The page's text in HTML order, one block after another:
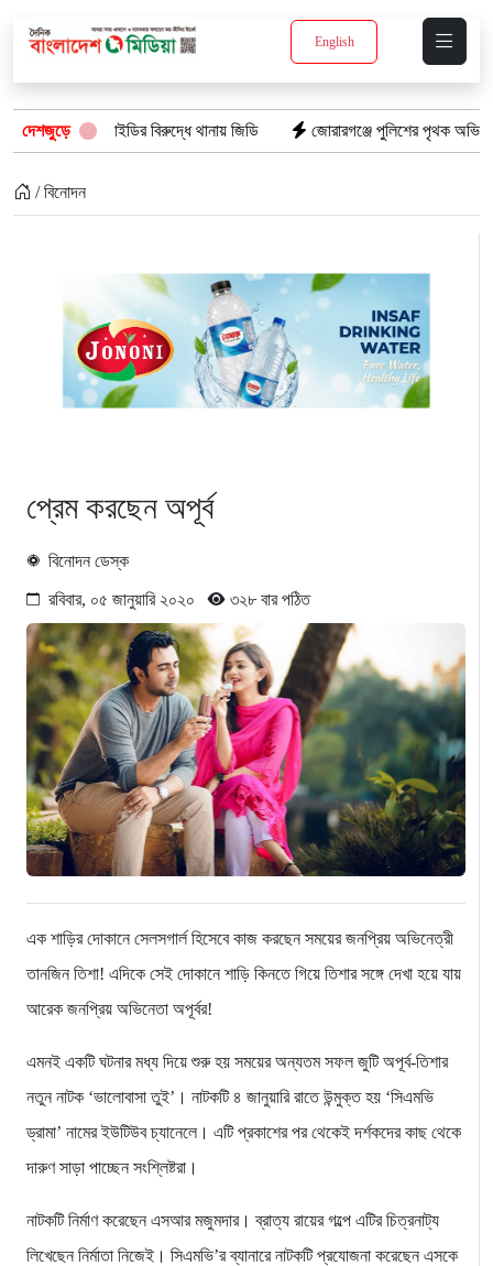
English
দেশজুড়ে
দুই আইডির বিরুদ্ধে থানায় জিডি জোরারগঞ্জে পুলিশের পৃথক অভিযান:
/ বিনোদন
প্রেম করছেন অপূর্ব
বিনোদন ডেস্ক
রবিবার, ০৫ জানুয়ারি ২০২০ ৩২৮ বার পঠিত
এক শাড়ির দোকানে সেলসগার্ল হিসেবে কাজ করছেন সময়ের জনপ্রিয় অভিনেত্রী
তানজিন তিশা! এদিকে সেই দোকানে শাড়ি কিনতে গিয়ে তিশার সঙ্গে দেখা হয়ে যায়
আরেক জনপ্রিয় অভিনেতা অপূর্বর!
এমনই একটি ঘটনার মধ্য দিয়ে শুরু হয় সময়ের অন্যতম সফল জুটি অপূর্ব-তিশার
নতুন নাটক ‘ভালোবাসা তুই’। নাটকটি ৪ জানুয়ারি রাতে উন্মুক্ত হয় ‘সিএমভি
ড্রামা’ নামের ইউটিউব চ্যানেলে। এটি প্রকাশের পর থেকেই দর্শকদের কাছ থেকে
দারুণ সাড়া পাচ্ছেন সংশ্লিষ্টরা।
নাটকটি নির্মাণ করেছেন এসআর মজুমদার। ব্রাত্য রায়ের গল্পে এটির চিত্রনাট্য
লিখেছেন নির্মাতা নিজেই। সিএমভি’র ব্যানারে নাটকটি প্রযোজনা করেছেন এসকে